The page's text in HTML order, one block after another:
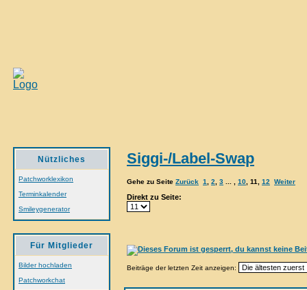
Nützliches
Patchworklexikon
Terminkalender
Smileygenerator
Für Mitglieder
Bilder hochladen
Patchworkchat
Siggi-/Label-Swap
Gehe zu Seite Zurück 1 2 3 10 11 12 Weiter
Direkt zu Seite:
Beiträge der letzten Zeit anzeigen: